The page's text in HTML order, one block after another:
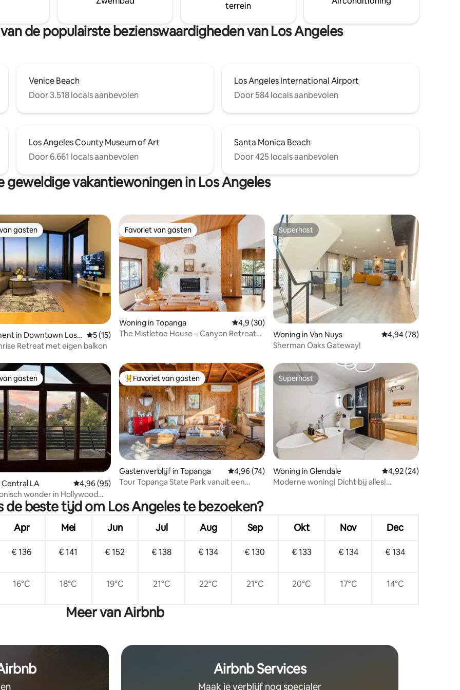
speciale airconditioning
verduisteringsgordijnen.
terrein
de populairste bezienswaardigheden van Los Angeles
Venice Beach
Door 3.518 locals aanbevolen
Los Angeles International Airport
Door 584 locals aanbevolen
Los Angeles County Museum of Art
Door 6.661 locals aanbevolen
Santa Monica Beach
Door 425 locals aanbevolen
geweldige vakantiewoningen in Los Angeles
van 5 op 5, 3 recensies
gasten
gasten
in Downtown Los
Gemiddelde beoordeling van 5 op 5, 15 recensies
5 (15)
Retreat met eigen balkon
Favoriet van gasten
Favoriet van gasten
Woning in Topanga Gemiddelde beoordeling van 4,9 op 5, 30 recensies
4,9 (30)
The Mistletoe House – Canyon Retreat
Superhost
Superhost
Woning in Van Nuys Gemiddelde
4,94 (78)
Sherman Oaks Gateway!
van 5 op 5, 34 recensies
gasten
gasten
LA Gemiddelde beoordeling van 4,96 op 5, 95 recensies
4,96 (95)
wonder in Hollywood
Topfavoriet van gasten
Favoriet van gasten
Gastenverblijf in Topanga Gemiddelde beoordeling van 4,96 op 5, 74 recensies
4,96 (74)
Tour Topanga State Park vanuit een
Superhost
Superhost
Woning in Glendale Gemiddelde
4,92 (24)
Moderne woning| Dicht bij alles|
de beste tijd om Los Angeles te bezoeken?
Apr Mei Jun Jul Aug Sep Okt Nov Dec
€ 136 € 141 € 152 € 138 € 134 € 130 € 133 € 134 € 134
16°C 18°C 19°C 21°C 22°C 21°C 20°C 17°C 14°C
Meer van Airbnb
Airbnb Services
Maak je verblijf nog specialer